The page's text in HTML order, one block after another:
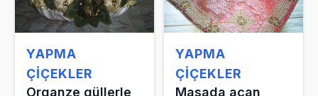
YAPMA
ÇIÇEKLER
Organze güllerle
YAPMA
ÇIÇEKLER
Masada açan